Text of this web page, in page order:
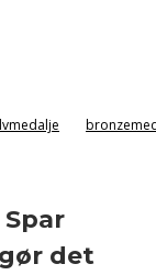
Spar
det